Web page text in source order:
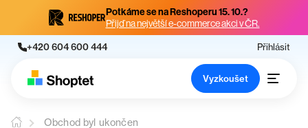
Potkáme se na Reshoperu 15. 10.?
Přijď na největší e-commerce akci v ČR.
+420 604 600 444 Přihlásit
Vyzkoušet
Obchod byl ukončen